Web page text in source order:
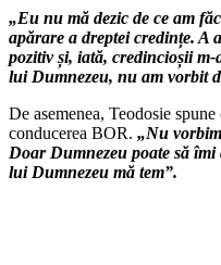
„Eu nu mă dezic de ce am
apărare a dreptei credințe. A
pozitiv și, iată, credincioșii
lui Dumnezeu, nu am vorbit
De asemenea, Teodosie
conducerea BOR. „Nu
Doar Dumnezeu poate să
lui Dumnezeu mă tem”.